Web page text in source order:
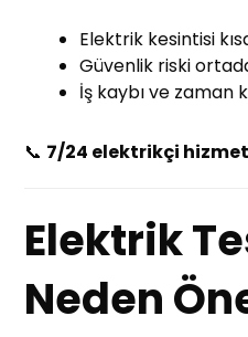
Elektrik kesintisi
Güvenlik riski
İş kaybı ve zaman
📞 7/24 elektrikçi
Elektrik
Neden